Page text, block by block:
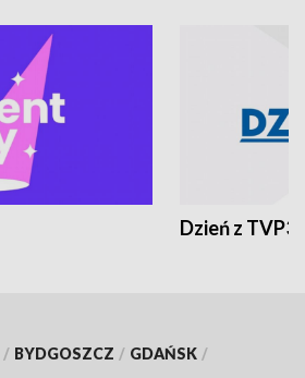
Dzień z TVP3
/ BYDGOSZCZ / GDAŃSK /